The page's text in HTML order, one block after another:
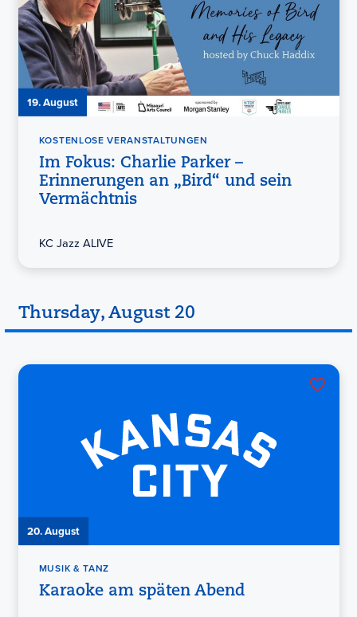
19. August
KOSTENLOSE VERANSTALTUNGEN
Im Fokus: Charlie Parker –
Erinnerungen an „Bird“ und sein
Vermächtnis
KC Jazz ALIVE
Thursday, August 20
20. August
MUSIK & TANZ
Karaoke am späten Abend